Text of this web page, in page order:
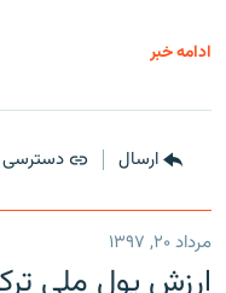
ادامه خبر
ارسال دسترسی
مرداد ۲۰, ۱۳۹۷